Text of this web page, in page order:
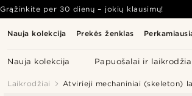
Nauja kolekcija Prekės ženklas
Nauja kolekcija Papuošalai ir
Grąžinkite per 30 dienų – jokių klausimų!
Laikrodžiai Atvirieji mechaniniai (skeleton)